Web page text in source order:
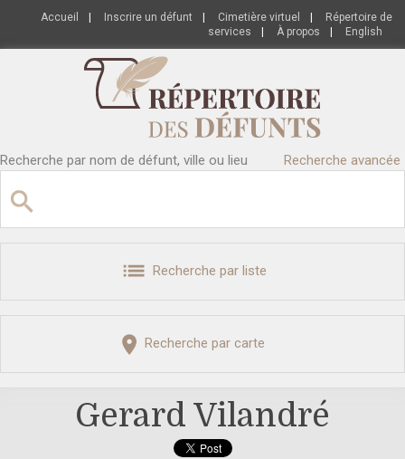
Accueil Inscrire un défunt Cimetière virtuel
Répertoire de
services
À propos English
Recherche par nom de défunt, ville ou lieu Recherche avancée
Recherche par liste
Recherche par carte
Gerard Vilandré